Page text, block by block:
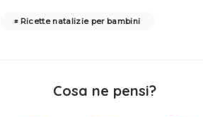
Ricette natalizie per bambini
Cosa ne pensi?